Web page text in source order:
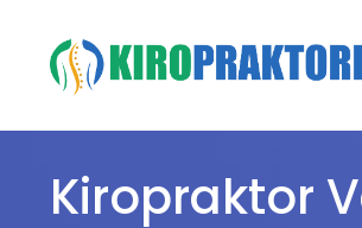
indhold
Kiropraktor